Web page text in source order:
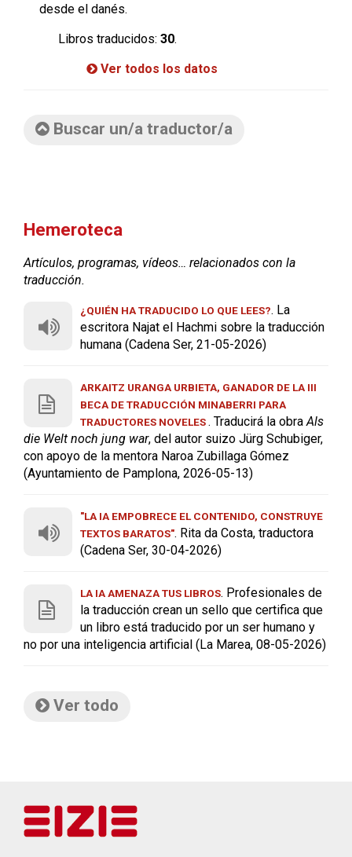
desde el danés.
Libros traducidos: 30.
Ver todos los datos
Buscar un/a traductor/a
Hemeroteca
Artículos, programas, vídeos… relacionados con la
traducción.
¿QUIÉN HA TRADUCIDO LO QUE LEES?. La
escritora Najat el Hachmi sobre la traducción
humana (Cadena Ser, 21-05-2026)
ARKAITZ URANGA URBIETA, GANADOR DE LA III
BECA DE TRADUCCIÓN MINABERRI PARA
TRADUCTORES NOVELES. Traducirá la obraAls
die Welt noch jung war, del autor suizo Jürg Schubiger,
con apoyo de la mentora Naroa Zubillaga Gómez
(Ayuntamiento de Pamplona, 2026-05-13)
"LA IA EMPOBRECE EL CONTENIDO, CONSTRUYE
TEXTOS BARATOS". Rita da Costa, traductora
(Cadena Ser, 30-04-2026)
LA IA AMENAZA TUS LIBROS. Profesionales de
la traducción crean un sello que certifica que
un libro está traducido por un ser humano y
no por una inteligencia artificial (La Marea, 08-05-2026)
Ver todo